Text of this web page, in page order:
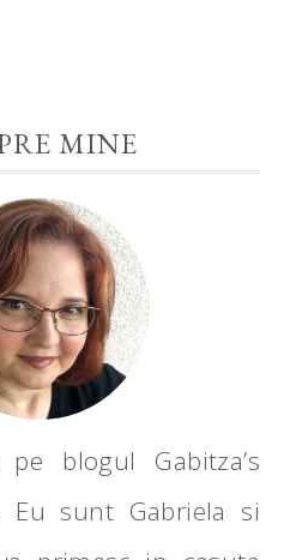
MINE
blogul Gabitza’s
Eu sunt Gabriela si